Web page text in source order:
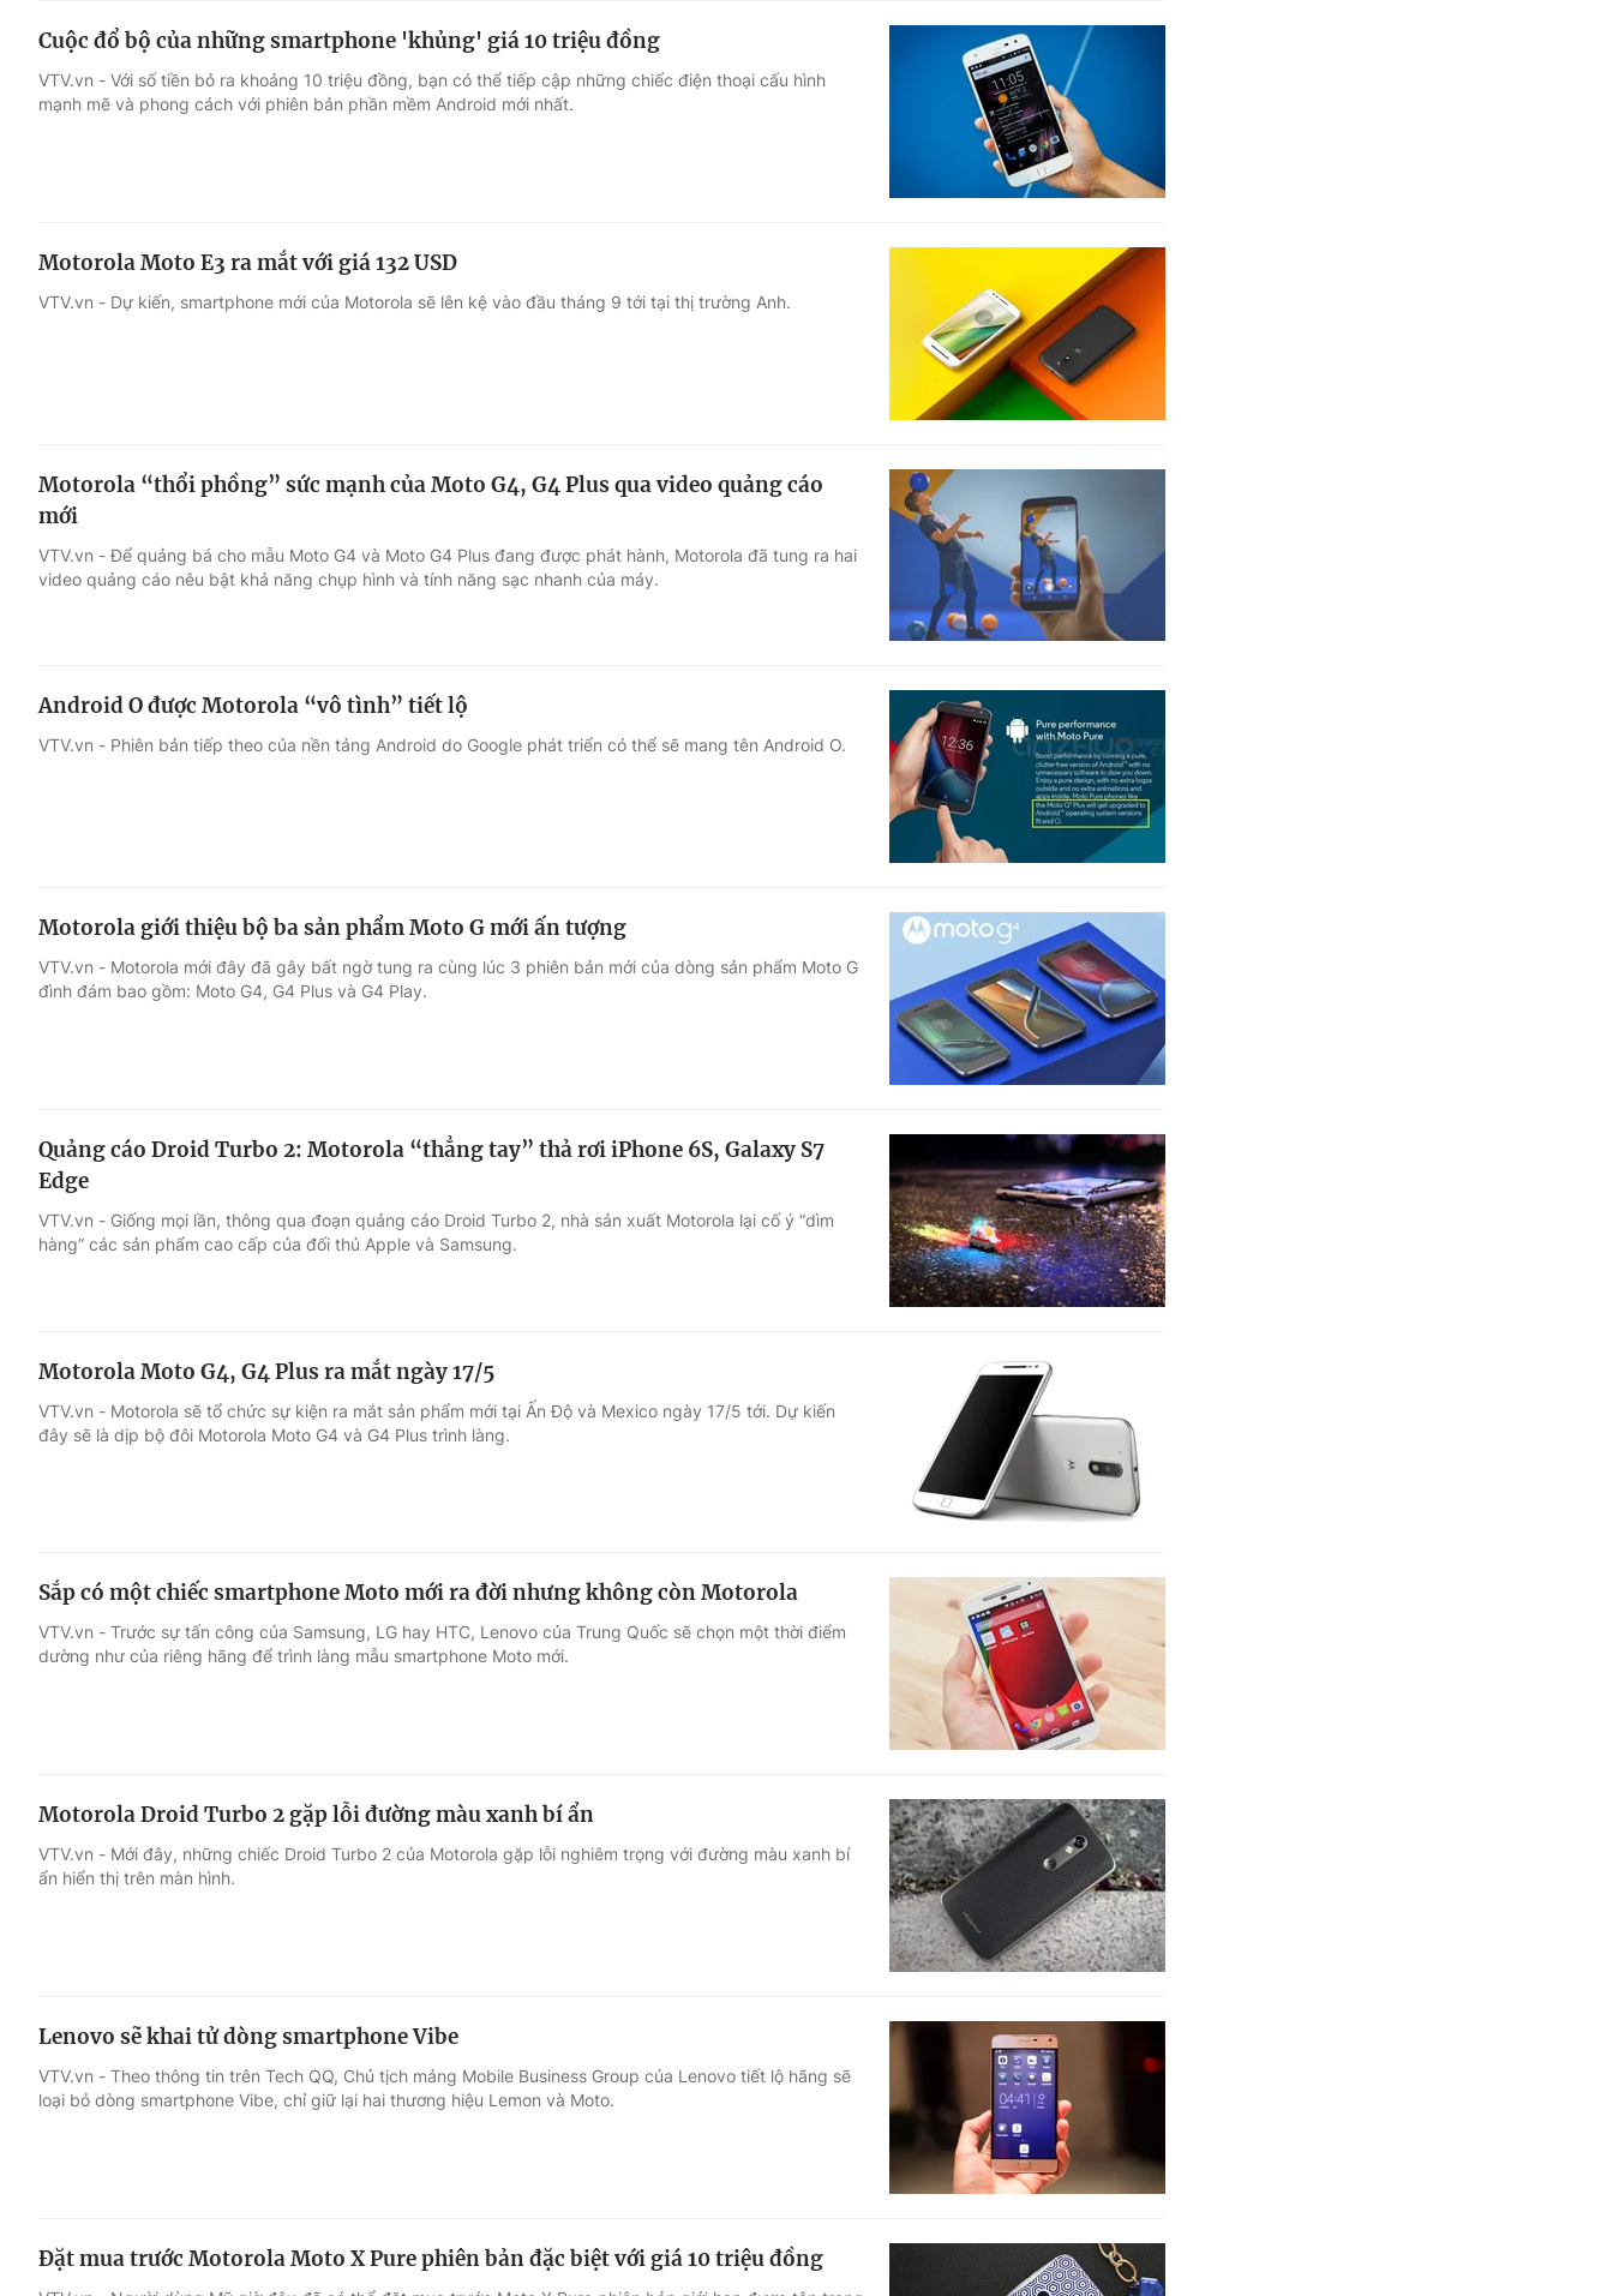
Cuộc đổ bộ của những smartphone 'khủng' giá 10 triệu đồng
VTV.vn - Với số tiền bỏ ra khoảng 10 triệu đồng, bạn có thể tiếp cập những chiếc điện thoại cấu hình
mạnh mẽ và phong cách với phiên bản phần mềm Android mới nhất.
Motorola Moto E3 ra mắt với giá 132 USD
VTV.vn - Dự kiến, smartphone mới của Motorola sẽ lên kệ vào đầu tháng 9 tới tại thị trường Anh.
Motorola “thổi phồng” sức mạnh của Moto G4, G4 Plus qua video quảng cáo
mới
VTV.vn - Để quảng bá cho mẫu Moto G4 và Moto G4 Plus đang được phát hành, Motorola đã tung ra hai
video quảng cáo nêu bật khả năng chụp hình và tính năng sạc nhanh của máy.
Android O được Motorola “vô tình” tiết lộ
VTV.vn - Phiên bản tiếp theo của nền tảng Android do Google phát triển có thể sẽ mang tên Android O.
Motorola giới thiệu bộ ba sản phẩm Moto G mới ấn tượng
VTV.vn - Motorola mới đây đã gây bất ngờ tung ra cùng lúc 3 phiên bản mới của dòng sản phẩm Moto G
đình đám bao gồm: Moto G4, G4 Plus và G4 Play.
Quảng cáo Droid Turbo 2: Motorola “thẳng tay” thả rơi iPhone 6S, Galaxy S7
Edge
VTV.vn - Giống mọi lần, thông qua đoạn quảng cáo Droid Turbo 2, nhà sản xuất Motorola lại cố ý “dìm
hàng” các sản phẩm cao cấp của đối thủ Apple và Samsung.
Motorola Moto G4, G4 Plus ra mắt ngày 17/5
VTV.vn - Motorola sẽ tổ chức sự kiện ra mắt sản phẩm mới tại Ấn Độ và Mexico ngày 17/5 tới. Dự kiến
đây sẽ là dịp bộ đôi Motorola Moto G4 và G4 Plus trình làng.
Sắp có một chiếc smartphone Moto mới ra đời nhưng không còn Motorola
VTV.vn - Trước sự tấn công của Samsung, LG hay HTC, Lenovo của Trung Quốc sẽ chọn một thời điểm
dường như của riêng hãng để trình làng mẫu smartphone Moto mới.
Motorola Droid Turbo 2 gặp lỗi đường màu xanh bí ẩn
VTV.vn - Mới đây, những chiếc Droid Turbo 2 của Motorola gặp lỗi nghiêm trọng với đường màu xanh bí
ẩn hiển thị trên màn hình.
Lenovo sẽ khai tử dòng smartphone Vibe
VTV.vn - Theo thông tin trên Tech QQ, Chủ tịch mảng Mobile Business Group của Lenovo tiết lộ hãng sẽ
loại bỏ dòng smartphone Vibe, chỉ giữ lại hai thương hiệu Lemon và Moto.
Đặt mua trước Motorola Moto X Pure phiên bản đặc biệt với giá 10 triệu đồng